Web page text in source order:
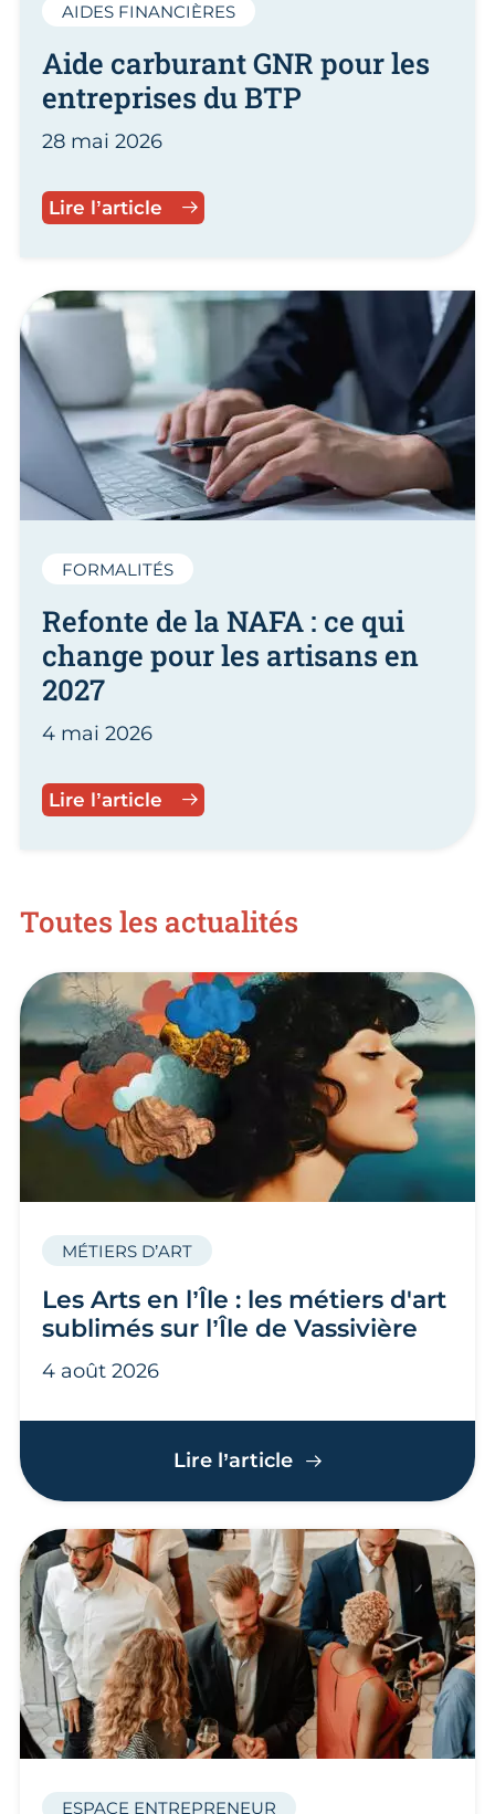
Aide carburant GNR pour les
entreprises du BTP
AIDES FINANCIÈRES
28 mai 2026
Lire l’article Aide carburant GNR pour les
Refonte de la NAFA : ce qui
change pour les artisans en
2027
FORMALITÉS
4 mai 2026
Lire l’article Refonte de la NAFA : ce qui
Toutes les actualités
Les Arts en l’Île : les métiers d'art
sublimés sur l’Île de Vassivière
MÉTIERS D’ART
4 août 2026
Lire l’articleLes Arts en l’Île :
ESPACE ENTREPRENEUR